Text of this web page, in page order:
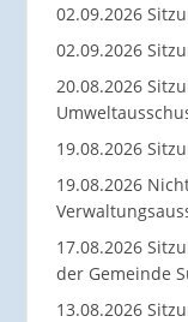
02.09.2026
02.09.2026
20.08.2026
19.08.2026
19.08.2026
17.08.2026
der Gemeinde
13.08.2026